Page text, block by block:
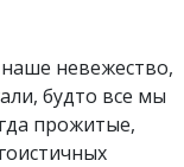
невежество,
будто все мы
прожитые,